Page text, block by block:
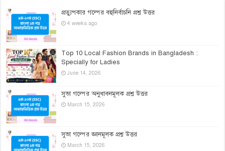
প্রত্যুপকার গল্পের বহুনির্বাচনি প্রশ্ন উত্তর
4 weeks ago
Top 10 Local Fashion Brands in Bangladesh :
Specially for Ladies
June 14, 2026
সুভা গল্পের অনুধাবনমূলক প্রশ্ন উত্তর
March 15, 2026
সুভা গল্পের জ্ঞানমূলক প্রশ্ন উত্তর
March 15, 2026